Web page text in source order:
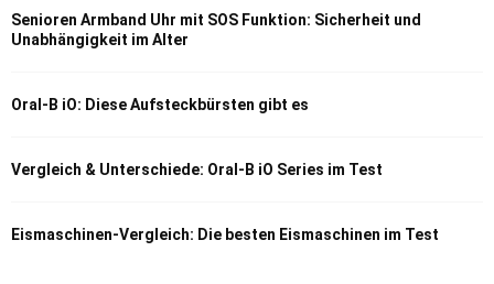
Senioren Armband Uhr mit SOS Funktion: Sicherheit und
Unabhängigkeit im Alter
Oral-B iO: Diese Aufsteckbürsten gibt es
Vergleich & Unterschiede: Oral-B iO Series im Test
Eismaschinen-Vergleich: Die besten Eismaschinen im Test